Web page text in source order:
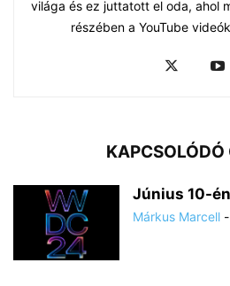
világa és ez juttatott el oda, ahol
részében a YouTube
KAPCSOLÓDÓ
Június 10-
Márkus Marcell -